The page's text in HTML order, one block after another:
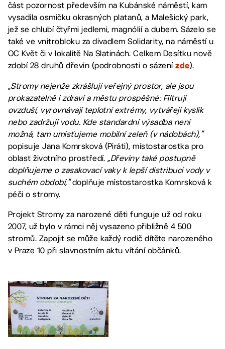
část pozornost především na Kubánské náměstí, kam
vysadila osmičku okrasných platanů, a Malešický park,
jež se chlubí čtyřmi jedlemi, magnólií a dubem. Sázelo se
také ve vnitrobloku za divadlem Solidarity, na náměstí u
OC Květ či v lokalitě Na Slatinách. Celkem Desítku nově
zdobí 28 druhů dřevin (podrobnosti o sázenízde).
„Stromy nejenže zkrášlují veřejný prostor, ale jsou
prokazatelně i zdraví a městu prospěšné: Filtrují
ovzduší, vyrovnávají teplotní extrémy, vytvářejí kyslík
nebo zadržují vodu. Kde standardní výsadba není
možná, tam umisťujeme mobilní zeleň (v nádobách),“
popisuje Jana Komrsková (Piráti), místostarostka pro
oblast životního prostředí.„Dřeviny také postupně
doplňujeme o zasakovací vaky k lepší distribuci vody v
suchém období,“doplňuje místostarostka Komrsková k
péči o stromy.
Projekt Stromy za narozené děti funguje už od roku
2007, už bylo v rámci něj vysazeno přibližně 4 500
stromů. Zapojit se může každý rodič dítěte narozeného
v Praze 10 při slavnostním aktu vítání občánků.